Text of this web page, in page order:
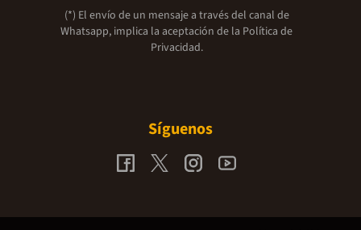
(*) El envío de un mensaje a través del canal de
Whatsapp, implica la aceptación de la Política de
Privacidad.
Síguenos